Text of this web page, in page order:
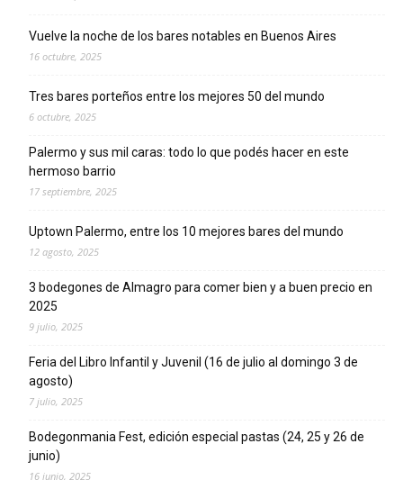
Vuelve la noche de los bares notables en Buenos Aires
16 octubre, 2025
Tres bares porteños entre los mejores 50 del mundo
6 octubre, 2025
Palermo y sus mil caras: todo lo que podés hacer en este
hermoso barrio
17 septiembre, 2025
Uptown Palermo, entre los 10 mejores bares del mundo
12 agosto, 2025
3 bodegones de Almagro para comer bien y a buen precio en
2025
9 julio, 2025
Feria del Libro Infantil y Juvenil (16 de julio al domingo 3 de
agosto)
7 julio, 2025
Bodegonmania Fest, edición especial pastas (24, 25 y 26 de
junio)
16 junio, 2025